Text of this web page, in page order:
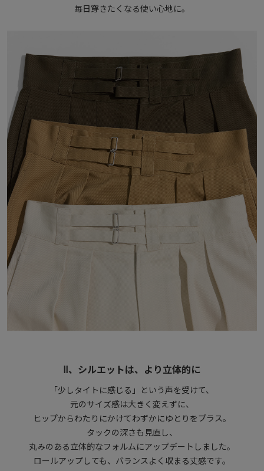
毎日穿きたくなる使い心地に。
Ⅱ、シルエットは、より立体的に
「少しタイトに感じる」という声を受けて、
元のサイズ感は大きく変えずに、
ヒップからわたりにかけてわずかにゆとりをプラス。
タックの深さも見直し、
丸みのある立体的なフォルムにアップデートしました。
ロールアップしても、バランスよく収まる丈感です。